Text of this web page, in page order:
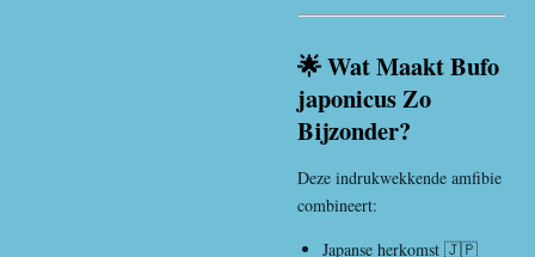
🌟 Wat Maakt Bufo
japonicus Zo
Bijzonder?
Deze indrukwekkende amfibie
combineert:
Japanse herkomst 🇯🇵